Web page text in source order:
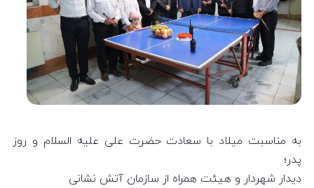
به مناسبت میلاد با سعادت حضرت علی علیه السلام و روز
پدر؛
دیدار شهردار و هیئت همراه از سازمان آتش نشانی